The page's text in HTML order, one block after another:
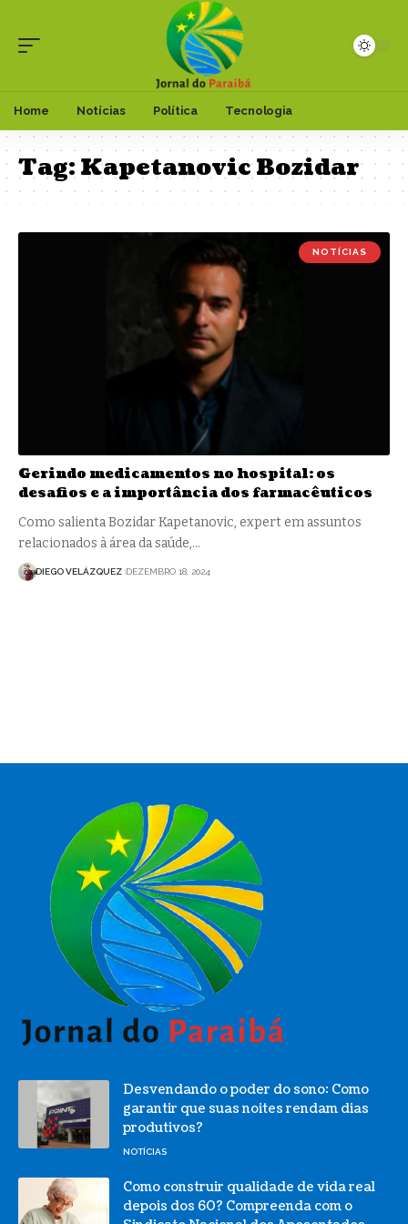
Home Notícias Política Tecnologia
Tag:Kapetanovic Bozidar
NOTÍCIAS
Gerindo medicamentos no hospital: os
desafios e a importância dos farmacêuticos
Como salienta Bozidar Kapetanovic, expert em assuntos
relacionados à área da saúde,…
DIEGO VELÁZQUEZ DEZEMBRO 18, 2024
Desvendando o poder do sono: Como
garantir que suas noites rendam dias
produtivos?
NOTÍCIAS
Como construir qualidade de vida real
depois dos 60? Compreenda com o